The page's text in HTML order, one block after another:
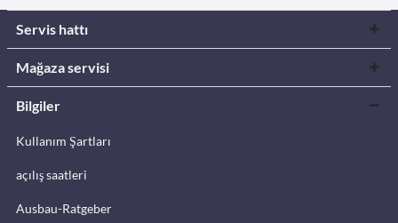
Servis hattı
Mağaza servisi
Bilgiler
Kullanım Şartları
açılış saatleri
Ausbau-Ratgeber